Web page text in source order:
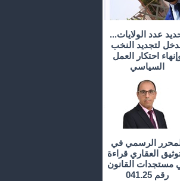
عدد الولايات...
لتجديد النخب
احتكار العمل
السياسي
الرسمي في
العقاري قراءة
مستجدات القانون
رقم 041.25